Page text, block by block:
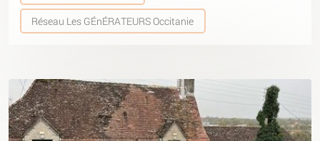
Réseau Les GÉnÉRATEURS Occitanie